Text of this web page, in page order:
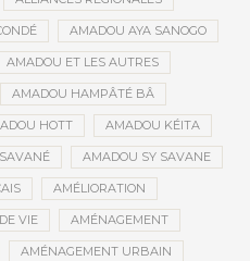
AMADOU AYA SANOGO
AMADOU ET LES AUTRES
AMADOU HAMPÂTÉ BÂ
HOTT AMADOU KÉITA
AMADOU SY SAVANE
AMÉLIORATION
VIE AMÉNAGEMENT
AMÉNAGEMENT URBAIN